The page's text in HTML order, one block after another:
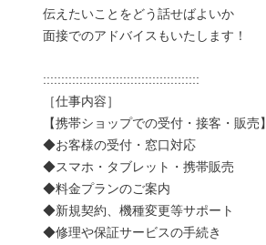
伝えたいことをどう話せばよいか
面接でのアドバイスもいたします！
:::::::::::::::::::::::::::::::::::::::::::
［仕事内容］
【携帯ショップでの受付・接客・販売】
◆お客様の受付・窓口対応
◆スマホ・タブレット・携帯販売
◆料金プランのご案内
◆新規契約、機種変更等サポート
◆修理や保証サービスの手続き